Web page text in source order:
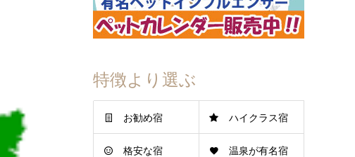
特徴より選ぶ
お勧め宿 ハイクラス宿
格安な宿 温泉が有名宿